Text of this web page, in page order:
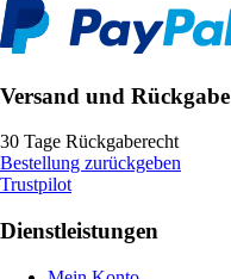
Versand und Rückgabe
30 Tage Rückgaberecht
Bestellung zurückgeben
Trustpilot
Dienstleistungen